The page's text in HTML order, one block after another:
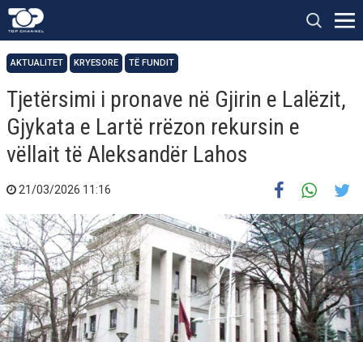
AKTUALITET KRYESORE TË FUNDIT
Tjetërsimi i pronave në Gjirin e Lalëzit,
Gjykata e Lartë rrëzon rekursin e
vëllait të Aleksandër Lahos
21/03/2026 11:16